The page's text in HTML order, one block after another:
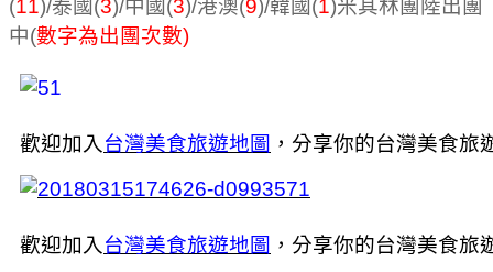
(11)/泰國(3)/中國(3)/港澳(9)/韓國(1)米其林團陸出團
中(數字為出團次數)
歡迎加入 台灣美食旅遊地圖 ， 分享你的台灣美食旅
歡迎加入 台灣美食旅遊地圖 ， 分享你的台灣美食旅